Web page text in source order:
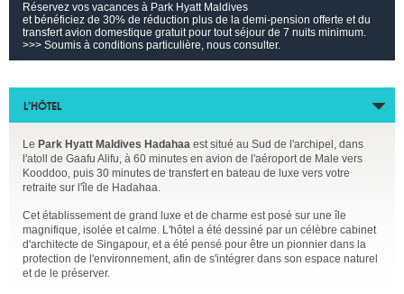
Réservez vos vacances à Park Hyatt Maldives
et bénéficiez de 30% de réduction plus de la demi-pension offerte et du
transfert avion domestique gratuit pour tout séjour de 7 nuits minimum.
>>> Soumis à conditions particulière, nous consulter.
L’HÔTEL
Le Park Hyatt Maldives Hadahaa est situé au Sud de l'archipel, dans
l'atoll de Gaafu Alifu, à 60 minutes en avion de l'aéroport de Male vers
Kooddoo, puis 30 minutes de transfert en bateau de luxe vers votre
retraite sur l'île de Hadahaa.
Cet établissement de grand luxe et de charme est posé sur une île
magnifique, isolée et calme. L'hôtel a été dessiné par un célèbre cabinet
d'architecte de Singapour, et a été pensé pour être un pionnier dans la
protection de l'environnement, afin de s'intégrer dans son espace naturel
et de le préserver.